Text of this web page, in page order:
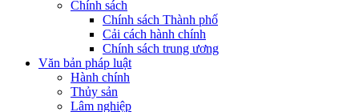
Chính sách
Chính sách Thành phố
Cải cách hành chính
Chính sách trung ương
Văn bản pháp luật
Hành chính
Thủy sản
Lâm nghiệp